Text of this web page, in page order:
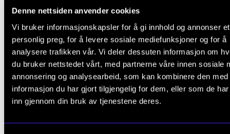
Denne nettsiden anvender cookies
Vi bruker informasjonskapsler for å gi innhold og annonser et
personlig preg, for å levere sosiale mediefunksjoner og for å
analysere trafikken vår. Vi deler dessuten informasjon om
du bruker nettstedet vårt, med partnerne våre innen sosiale
annonsering og analysearbeid, som kan kombinere den med
informasjon du har gjort tilgjengelig for dem, eller som de
inn gjennom din bruk av tjenestene deres.